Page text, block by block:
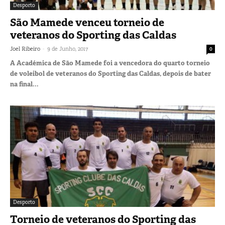
Desporto
São Mamede venceu torneio de
veteranos do Sporting das Caldas
Joel Ribeiro - 9 de Junho, 2017 0
A Académica de São Mamede foi a vencedora do quarto torneio
de voleibol de veteranos do Sporting das Caldas, depois de bater
na final...
Desporto
Torneio de veteranos do Sporting das